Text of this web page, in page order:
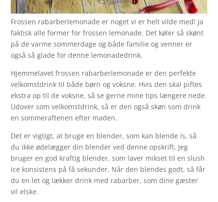
Frossen rabarberlemonade er noget vi er helt vilde med! Ja
faktisk alle former for frossen lemonade. Det køler så skønt
på de varme sommerdage og både familie og venner er
også så glade for denne lemonadedrink.
Hjemmelavet frossen rabarberlemonade er den perfekte
velkomstdrink til både børn og voksne. Hvis den skal piftes
ekstra op til de voksne, så se gerne mine tips længere nede.
Udover som velkomstdrink, så er den også skøn som drink
en sommeraftenen efter maden.
Det er vigtigt, at bruge en blender, som kan blende is, så
du ikke ødelægger din blender ved denne opskrift. Jeg
bruger en god kraftig blender, som laver mikset til en slush
ice konsistens på få sekunder. Når den blendes godt, så får
du en let og lækker drink med rabarber, som dine gæster
vil elske.